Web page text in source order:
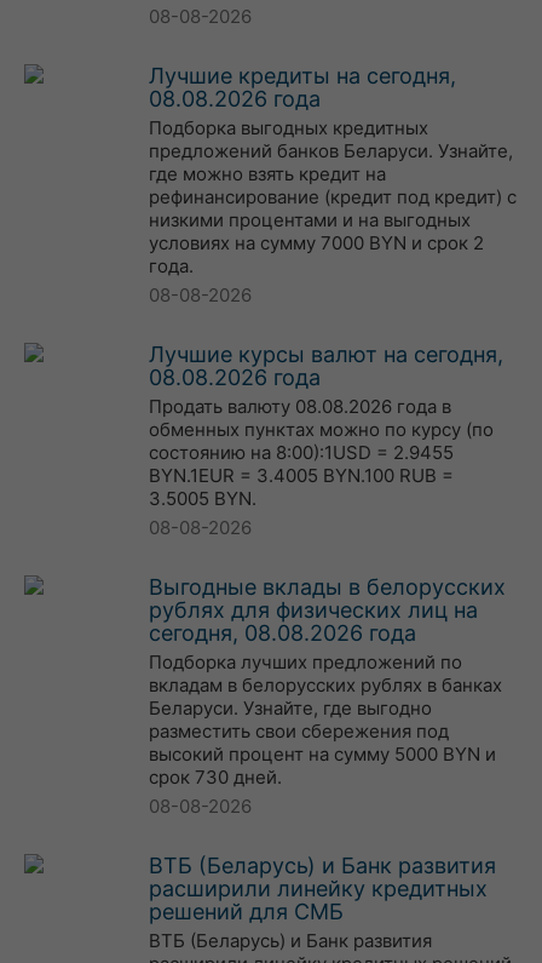
08-08-2026
Лучшие кредиты на сегодня,
08.08.2026 года
Подборка выгодных кредитных
предложений банков Беларуси. Узнайте,
где можно взять кредит на
рефинансирование (кредит под кредит) с
низкими процентами и на выгодных
условиях на сумму 7000 BYN и срок 2
года.
08-08-2026
Лучшие курсы валют на сегодня,
08.08.2026 года
Продать валюту 08.08.2026 года в
обменных пунктах можно по курсу (по
состоянию на 8:00):1USD = 2.9455
BYN.1EUR = 3.4005 BYN.100 RUB =
3.5005 BYN.
08-08-2026
Выгодные вклады в белорусских
рублях для физических лиц на
сегодня, 08.08.2026 года
Подборка лучших предложений по
вкладам в белорусских рублях в банках
Беларуси. Узнайте, где выгодно
разместить свои сбережения под
высокий процент на сумму 5000 BYN и
срок 730 дней.
08-08-2026
ВТБ (Беларусь) и Банк развития
расширили линейку кредитных
решений для СМБ
ВТБ (Беларусь) и Банк развития